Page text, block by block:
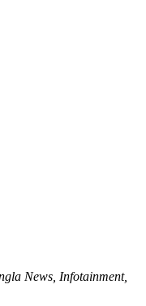
News, Infotainment,